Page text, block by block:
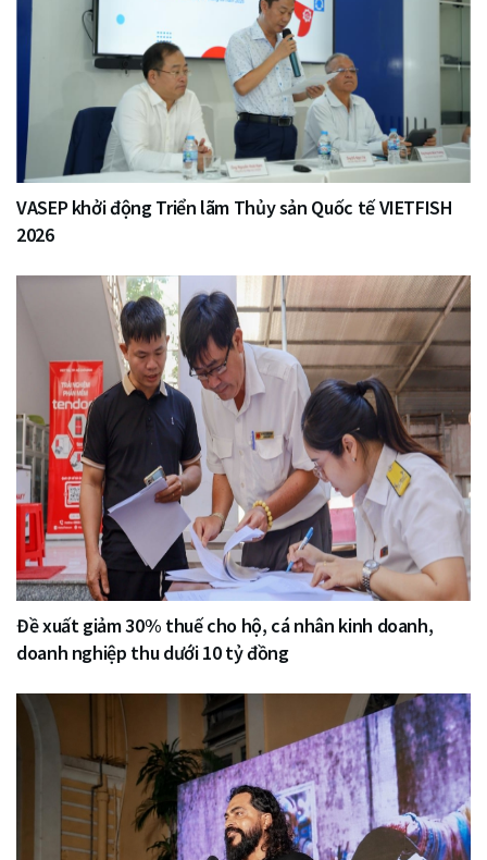
VASEP khởi động Triển lãm Thủy sản Quốc tế VIETFISH
2026
Đề xuất giảm 30% thuế cho hộ, cá nhân kinh doanh,
doanh nghiệp thu dưới 10 tỷ đồng